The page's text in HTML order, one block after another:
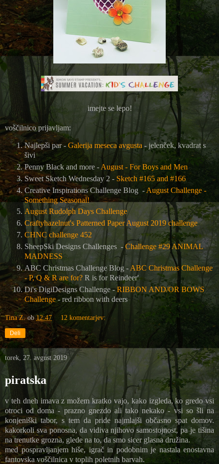
imejte se lepo!
voščilnico prijavljam:
Najlepši par - Galerija meseca avgusta - jelenček, kvadrat s
šivi
Penny Black and more - August - For Boys and Men
Sweet Sketch Wednesday 2 - Sketch #165 and #166
Creative Inspirations Challenge Blog - August Challenge -
Something Seasonal!
August Rudolph Days Challenge
Craftyhazelnut's Patterned Paper August 2019 challenge
CHNC challenge 452
SheepSki Designs Challenges -Challenge #29 ANIMAL
MADNESS
ABC Christmas Challenge Blog - ABC Christmas Challenge
- P, Q & R are for? R is for Reindeer'
Di's DigiDesigns Challenge -RIBBON AND/OR BOWS
Challenge- red ribbon with deers
Tina Z. ob12:47 12 komentarjev:
Deli
torek, 27. avgust 2019
piratska
v teh dneh imava z možem kratko vajo, kako izgleda, ko gredo vsi
otroci od doma - prazno gnezdo ali tako nekako - vsi so šli na
konjeniški tabor, s tem da pride najmlajši občasno spat domov.
kakorkoli sva ponosna, da vidiva njihovo samostojnost, pa je tišina
na trenutke grozna, glede na to, da smo sicer glasna družina.
med pospravljanjem hiše, igrač in podobnim je nastala enostavna
fantovska voščilnica v toplih poletnih barvah.